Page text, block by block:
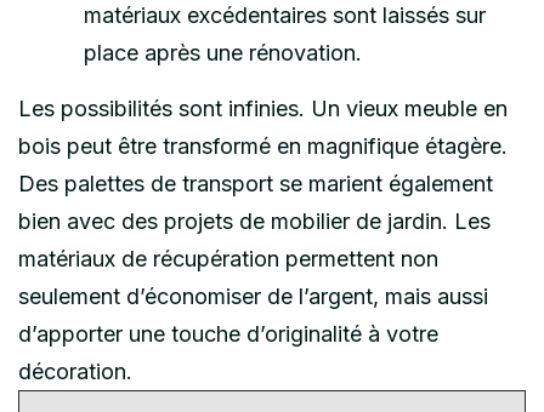
matériaux excédentaires sont laissés sur
place après une rénovation.
Les possibilités sont infinies. Un vieux meuble en
bois peut être transformé en magnifique étagère.
Des palettes de transport se marient également
bien avec des projets de mobilier de jardin. Les
matériaux de récupération permettent non
seulement d’économiser de l’argent, mais aussi
d’apporter une touche d’originalité à votre
décoration.